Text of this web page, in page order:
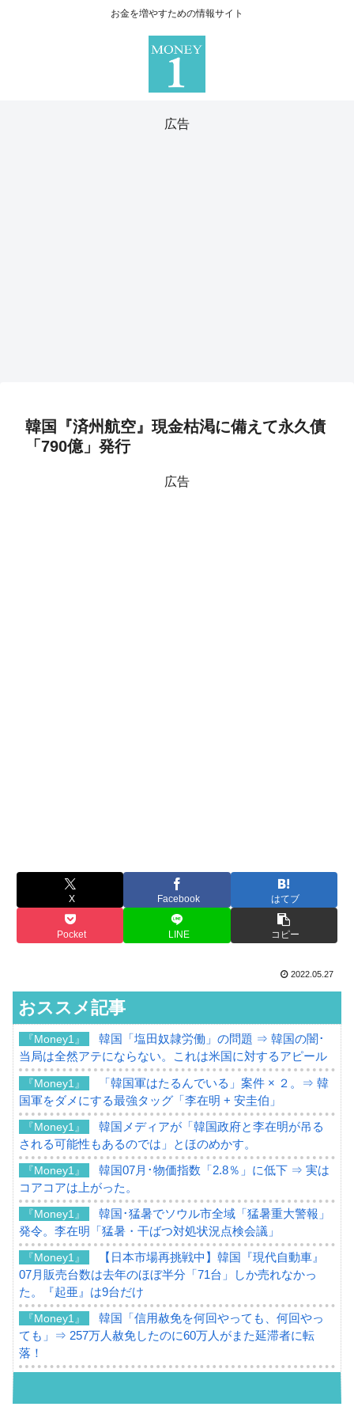
お金を増やすための情報サイト
広告
韓国『済州航空』現金枯渇に備えて永久債
「790億」発行
広告
X Facebook はてブ
Pocket LINE コピー
2022.05.27
おススメ記事
『Money1』
韓国「塩田奴隷労働」の問題 ⇒ 韓国の闇･
当局は全然アテにならない。これは米国に対するアピール
『Money1』
「韓国軍はたるんでいる」案件 × ２。⇒ 韓
国軍をダメにする最強タッグ「李在明 + 安圭伯」
『Money1』
韓国メディアが「韓国政府と李在明が吊る
される可能性もあるのでは」とほのめかす。
『Money1』
韓国07月･物価指数「2.8％」に低下 ⇒ 実は
コアコアは上がった。
『Money1』
韓国･猛暑でソウル市全域「猛暑重大警報」
発令。李在明「猛暑・干ばつ対処状況点検会議」
『Money1』
【日本市場再挑戦中】韓国『現代自動車』
07月販売台数は去年のほぼ半分「71台」しか売れなかっ
た。『起亜』は9台だけ
『Money1』
韓国「信用赦免を何回やっても、何回やっ
ても」⇒ 257万人赦免したのに60万人がまた延滞者に転
落！